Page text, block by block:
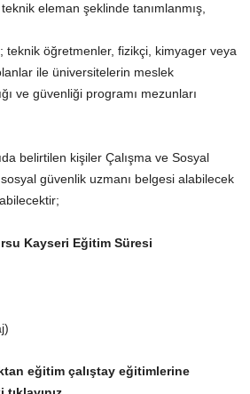
eleman şeklinde tanımlanmış,
teknik öğretmenler, fizikçi, kimyager veya
ile üniversitelerin meslek
ve güvenliği programı mezunları
belirtilen kişiler Çalışma ve Sosyal
sosyal güvenlik uzmanı belgesi alabilecek
Kayseri Eğitim Süresi
eğitim çalıştay eğitimlerine